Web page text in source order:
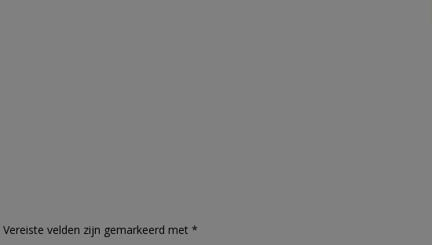
Vereiste velden zijn gemarkeerd met *